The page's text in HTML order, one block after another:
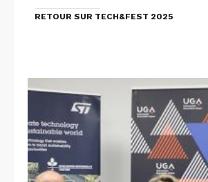
RETOUR SUR TECH&FEST 2025